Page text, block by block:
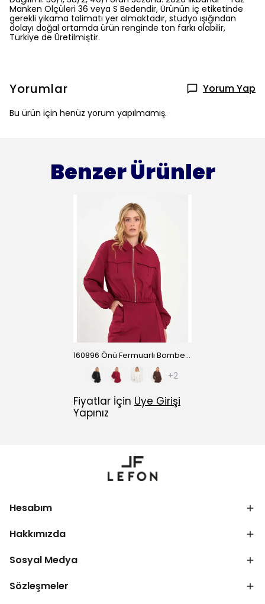
Manken Ölçüleri 36 veya S Bedendir, Ürünün iç etiketinde
gerekli yıkama talimatı yer almaktadır, stüdyo ışığından
dolayı doğal ortamda ürün renginde ton farkı olabilir,
Türkiye de Üretilmiştir.
Yorumlar Yorum Yap
Bu ürün için henüz yorum yapılmamış.
Benzer Ürünler
160896 Önü Fermuarlı Bomber Ceket
+2
Fiyatlar İçin Üye Girişi
Yapınız
Hesabım
Hakkımızda
Sosyal Medya
Sözleşmeler